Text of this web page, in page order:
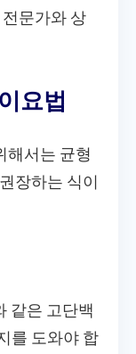
문가와 상
요법
해서는 균형
장하는 식이
같은 고단백
를 도와야 합